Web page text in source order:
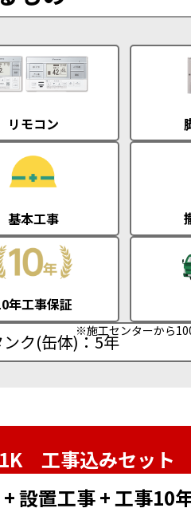
リモコン
基本工事
年工事保証
※施工センターから
ンク(缶体)：5年
工事込みセット
設置工事 + 工事10